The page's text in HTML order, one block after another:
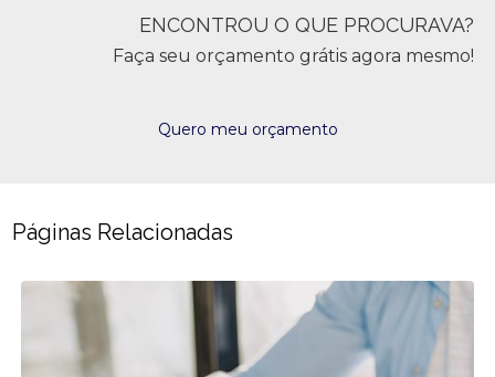
ENCONTROU O QUE PROCURAVA?
Faça seu orçamento grátis agora mesmo!
Quero meu orçamento
Páginas Relacionadas